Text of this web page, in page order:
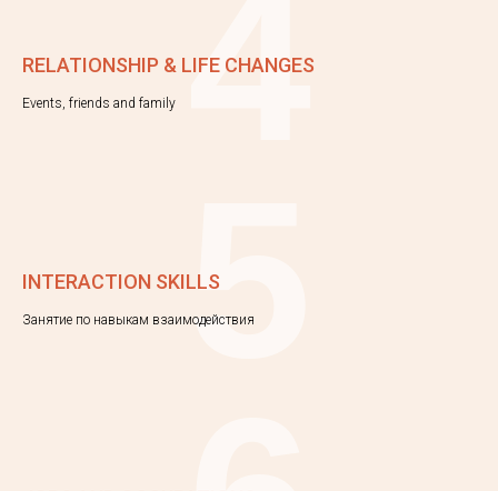
RELATIONSHIP & LIFE CHANGES
Events, friends and family 4
INTERACTION SKILLS
Занятие по навыкам взаимодействия
5